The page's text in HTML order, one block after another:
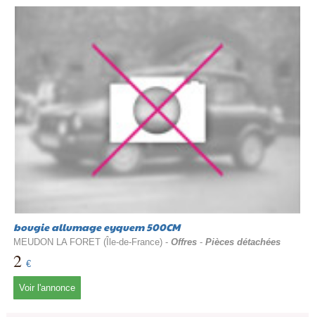
bougie allumage eyquem 500CM
MEUDON LA FORET (Île-de-France) - Offres- Pièces détachées
2 €
Voir l'annonce